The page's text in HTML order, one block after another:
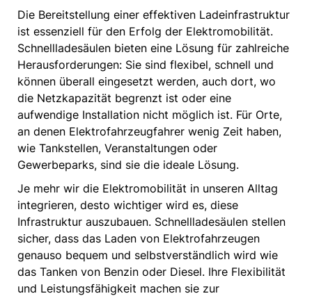
Die Bereitstellung einer effektiven Ladeinfrastruktur
ist essenziell für den Erfolg der Elektromobilität.
Schnellladesäulen bieten eine Lösung für zahlreiche
Herausforderungen: Sie sind flexibel, schnell und
können überall eingesetzt werden, auch dort, wo
die Netzkapazität begrenzt ist oder eine
aufwendige Installation nicht möglich ist. Für Orte,
an denen Elektrofahrzeugfahrer wenig Zeit haben,
wie Tankstellen, Veranstaltungen oder
Gewerbeparks, sind sie die ideale Lösung.
Je mehr wir die Elektromobilität in unseren Alltag
integrieren, desto wichtiger wird es, diese
Infrastruktur auszubauen. Schnellladesäulen stellen
sicher, dass das Laden von Elektrofahrzeugen
genauso bequem und selbstverständlich wird wie
das Tanken von Benzin oder Diesel. Ihre Flexibilität
und Leistungsfähigkeit machen sie zur